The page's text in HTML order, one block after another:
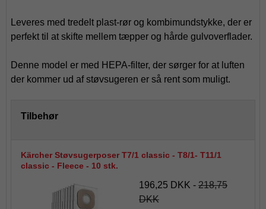
Leveres med tredelt plast-rør og kombimundstykke, der er
perfekt til at skifte mellem tæpper og hårde gulvoverflader.
Denne model er med HEPA-filter, der sørger for at luften
der kommer ud af støvsugeren er så rent som muligt.
Tilbehør
Kärcher Støvsugerposer T7/1 classic - T8/1- T11/1
classic - Fleece - 10 stk.
196,25 DKK - 218,75
DKK